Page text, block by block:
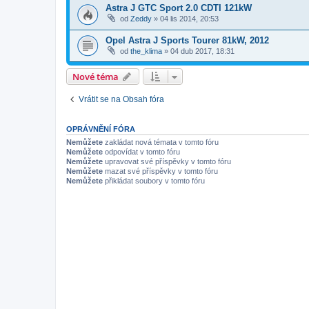
Astra J GTC Sport 2.0 CDTI 121kW
od Zeddy » 04 lis 2014, 20:53
Opel Astra J Sports Tourer 81kW, 2012
od the_klima » 04 dub 2017, 18:31
Nové téma
Vrátit se na Obsah fóra
OPRÁVNĚNÍ FÓRA
Nemůžete zakládat nová témata v tomto fóru
Nemůžete odpovídat v tomto fóru
Nemůžete upravovat své příspěvky v tomto fóru
Nemůžete mazat své příspěvky v tomto fóru
Nemůžete přikládat soubory v tomto fóru